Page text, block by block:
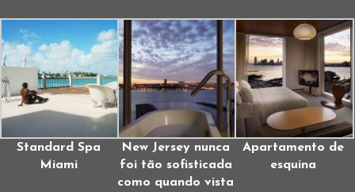
Standard Spa
Miami
New Jersey nunca
foi tão sofisticada
como quando vista
Apartamento de
esquina